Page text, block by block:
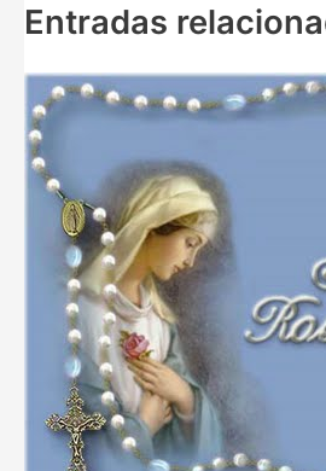
Entradas